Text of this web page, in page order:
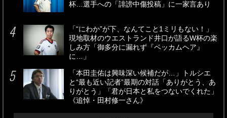
杯…選手への「誹謗中傷投稿」に一家言あり
「“にわか”が下、なんてこと1ミリもない！」
現地取材のウエストランド井口が語るW杯の楽
しみ方「御多分に漏れず『ベッカムヘア』
に…」
「本田圭佑は興味深い候補だが…」トルシエ
と“最も近い記者”最期の対話「ありがとう、あ
りがとう」「君が日本と私をつないでくれた」
《追悼・田村修一さん》